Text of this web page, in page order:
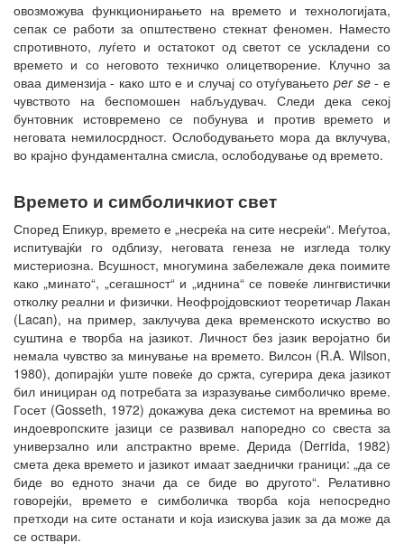
овозможува функционирањето на времето и технологијата,
сепак се работи за општествено стекнат феномен. Наместо
спротивното, луѓето и остатокот од светот се ускладени со
времето и со неговото техничко олицетворение. Клучно за
оваа димензија - како што е и случај со отуѓувањето per se- е
чувството на беспомошен набљудувач. Следи дека секој
бунтовник истовремено се побунува и против времето и
неговата немилосрдност. Ослободувањето мора да вклучува,
во крајно фундаментална смисла, ослободување од времето.
Времето и симболичкиот свет
Според Епикур, времето е „несреќа на сите несреќи“. Меѓутоа,
испитувајќи го одблизу, неговата генеза не изгледа толку
мистериозна. Всушност, многумина забележале дека поимите
како „минато“, „сегашност“ и „иднина“ се повеќе лингвистички
отколку реални и физички. Неофројдовскиот теоретичар Лакан
(Lacan), на пример, заклучува дека временското искуство во
суштина е творба на јазикот. Личност без јазик веројатно би
немала чувство за минување на времето. Вилсон (R.A. Wilson,
1980), допирајќи уште повеќе до сржта, сугерира дека јазикот
бил инициран од потребата за изразување симболичко време.
Госет (Gosseth, 1972) докажува дека системот на времиња во
индоевропските јазици се развивал напоредно со свеста за
универзално или апстрактно време. Дерида (Derrida, 1982)
смета дека времето и јазикот имаат заеднички граници: „да се
биде во едното значи да се биде во другото“. Релативно
говорејќи, времето е симболичка творба која непосредно
претходи на сите останати и која изискува јазик за да може да
се оствари.